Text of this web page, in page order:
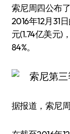
索尼周四公布了2016财年第三季度财报。在截至
2016年12月31
元(1.74亿美元)
84%。
据报道，索尼